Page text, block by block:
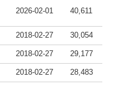
보
보
련
우
내
2026-02-01 40,611
2018-02-27 30,054
2018-02-27 29,177
2018-02-27 28,483